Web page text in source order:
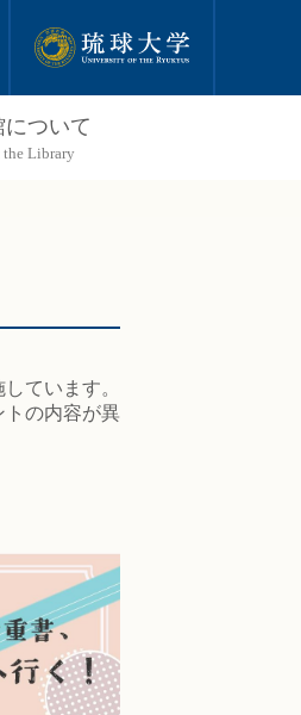
について
ています。
の内容が異